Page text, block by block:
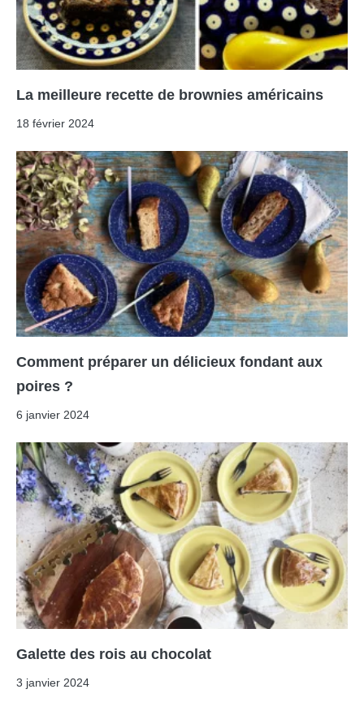
La meilleure recette de brownies américains
18 février 2024
Comment préparer un délicieux fondant aux
poires ?
6 janvier 2024
Galette des rois au chocolat
3 janvier 2024